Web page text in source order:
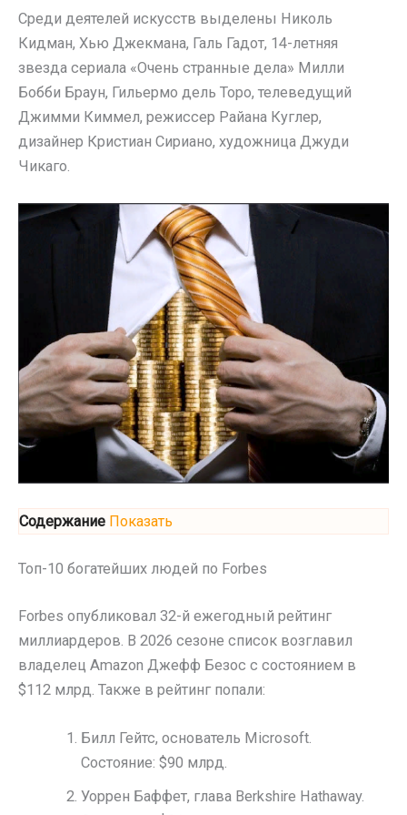
Среди деятелей искусств выделены Николь
Кидман, Хью Джекмана, Галь Гадот, 14-летняя
звезда сериала «Очень странные дела» Милли
Бобби Браун, Гильермо дель Торо, телеведущий
Джимми Киммел, режиссер Райана Куглер,
дизайнер Кристиан Сириано, художница Джуди
Чикаго.
Содержание Показать
Топ-10 богатейших людей по Forbes
Forbes опубликовал 32-й ежегодный рейтинг
миллиардеров. В 2026 сезоне список возглавил
владелец Amazon Джефф Безос с состоянием в
$112 млрд. Также в рейтинг попали:
Билл Гейтс, основатель Microsoft.
Состояние: $90 млрд.
Уоррен Баффет, глава Berkshire Hathaway.